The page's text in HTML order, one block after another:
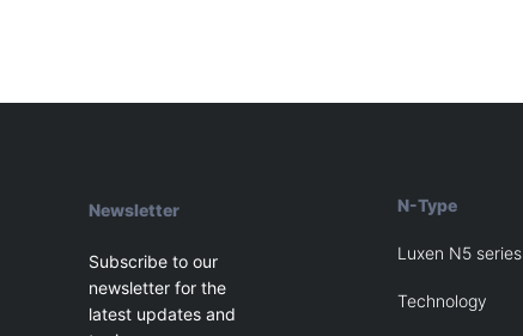
Newsletter
Subscribe to our
newsletter for the
latest updates and
N-Type
Luxen N5 series
Technology